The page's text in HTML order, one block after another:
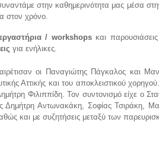
στην καθημερινότητα μας μέσα
στον χρόνο.
/ workshopsκαι
για ενήλικες.
οι Παναγιώτης Πάγκαλος και
Αττικής και του αποκλειστικού
Φιλιππίδη. Τον συντονισμό είχε ο
Δημήτρη Αντωνακάκη, Σοφίας Τσιράκη,
και με συζητήσεις μεταξύ των